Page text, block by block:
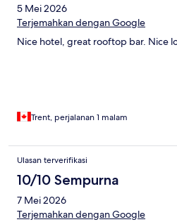
5 Mei 2026
Terjemahkan dengan Google
Nice hotel, great rooftop bar. Nice
Trent, perjalanan 1 malam
Ulasan terverifikasi
10/10 Sempurna
7 Mei 2026
Terjemahkan dengan Google